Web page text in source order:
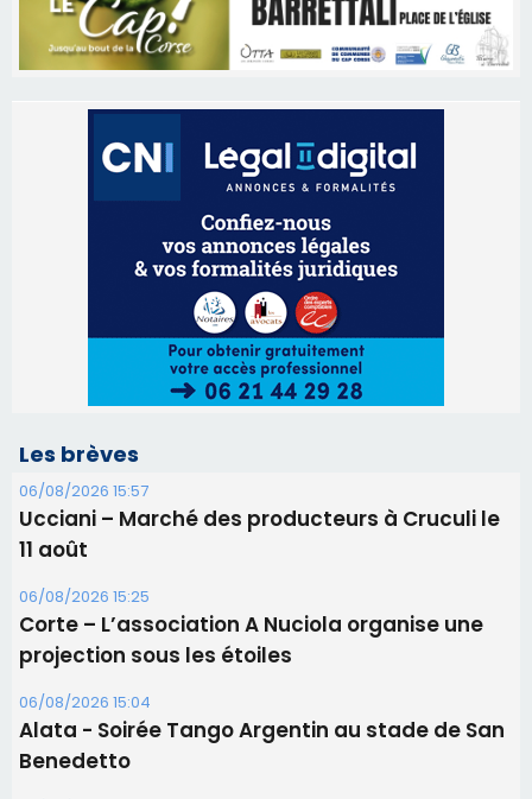
Les brèves
Ucciani – Marché des producteurs à Cruculi le
Corte – L’association A Nuciola organise une
projection sous les étoiles
Alata - Soirée Tango Argentin au stade de San
Benedetto
05/08/2026 09:53
Biguglia : messe de la Sainte-Marie et
procession le 14 août
31/07/2026 08:24
Tennis - Début ce week-end du tournoi du
RCPV
31/07/2026 08:22
82ème anniversaire de la disparition du